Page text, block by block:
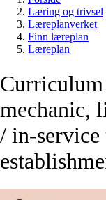
Læring og trivsel
Læreplanverket
Finn læreplan
Læreplan
mechanic,
/ in-